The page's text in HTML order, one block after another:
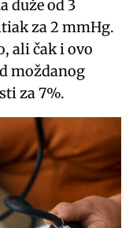
duže od 3
za 2 mmHg.
ali čak i ovo
moždanog
za 7%.